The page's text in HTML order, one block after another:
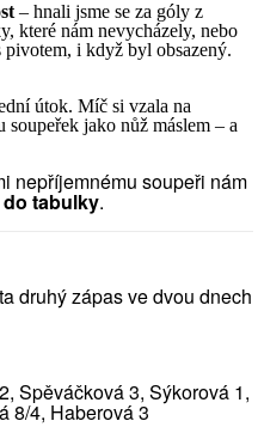
– hnali jsme se za góly z
které nám nevycházely, nebo
pivotem, i když byl obsazený.
útok. Míč si vzala na
soupeřek jako nůž máslem – a
nepříjemnému soupeři nám
tabulky.
druhý zápas ve dvou dnech
Spěváčková 3, Sýkorová 1,
8/4, Haberová 3